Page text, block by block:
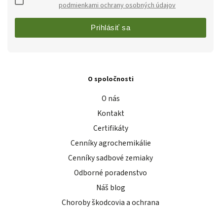
podmienkami ochrany osobných údajov
Prihlásiť sa
O spoločnosti
O nás
Kontakt
Certifikáty
Cenníky agrochemikálie
Cenníky sadbové zemiaky
Odborné poradenstvo
Náš blog
Choroby škodcovia a ochrana